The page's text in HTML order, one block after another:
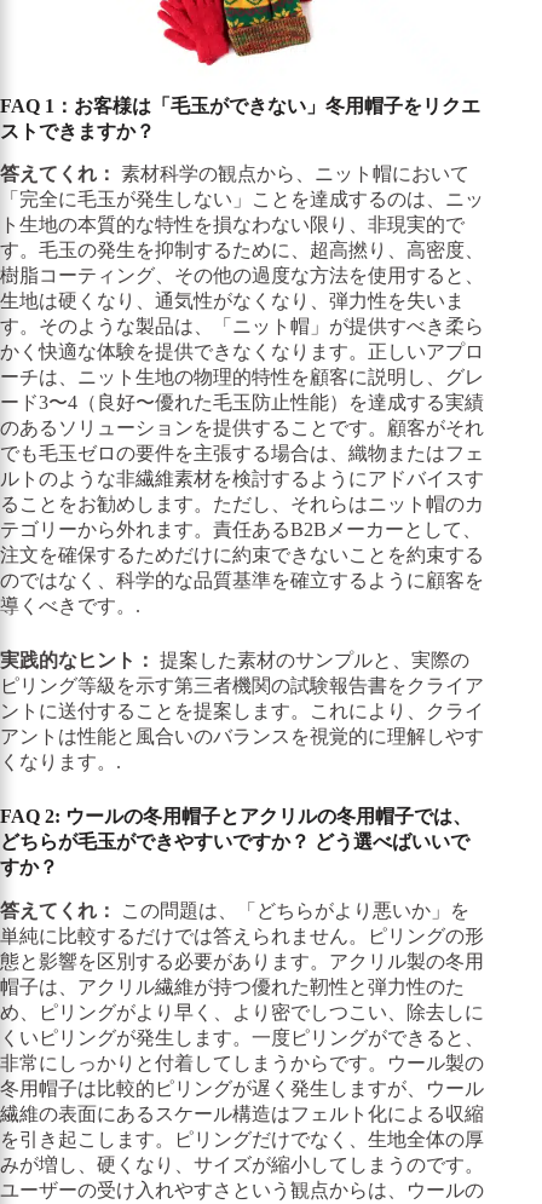
FAQ 1：お客様は「毛玉ができない」冬用帽子をリクエ
ストできますか？
答えてくれ： 素材科学の観点から、ニット帽において
「完全に毛玉が発生しない」ことを達成するのは、ニッ
ト生地の本質的な特性を損なわない限り、非現実的で
す。毛玉の発生を抑制するために、超高撚り、高密度、
樹脂コーティング、その他の過度な方法を使用すると、
生地は硬くなり、通気性がなくなり、弾力性を失いま
す。そのような製品は、「ニット帽」が提供すべき柔ら
かく快適な体験を提供できなくなります。正しいアプロ
ーチは、ニット生地の物理的特性を顧客に説明し、グレ
ード3〜4（良好〜優れた毛玉防止性能）を達成する実績
のあるソリューションを提供することです。顧客がそれ
でも毛玉ゼロの要件を主張する場合は、織物またはフェ
ルトのような非繊維素材を検討するようにアドバイスす
ることをお勧めします。ただし、それらはニット帽のカ
テゴリーから外れます。責任あるB2Bメーカーとして、
注文を確保するためだけに約束できないことを約束する
のではなく、科学的な品質基準を確立するように顧客を
導くべきです。.
実践的なヒント： 提案した素材のサンプルと、実際の
ピリング等級を示す第三者機関の試験報告書をクライア
ントに送付することを提案します。これにより、クライ
アントは性能と風合いのバランスを視覚的に理解しやす
くなります。.
FAQ 2: ウールの冬用帽子とアクリルの冬用帽子では、
どちらが毛玉ができやすいですか？ どう選べばいいで
すか？
答えてくれ：
この問題は、「どちらがより悪いか」を
単純に比較するだけでは答えられません。ピリングの形
態と影響を区別する必要があります。アクリル製の冬用
帽子は、アクリル繊維が持つ優れた靭性と弾力性のた
め、ピリングがより早く、より密でしつこい、除去しに
くいピリングが発生します。一度ピリングができると、
非常にしっかりと付着してしまうからです。ウール製の
冬用帽子は比較的ピリングが遅く発生しますが、ウール
繊維の表面にあるスケール構造はフェルト化による収縮
を引き起こします。ピリングだけでなく、生地全体の厚
みが増し、硬くなり、サイズが縮小してしまうのです。
ユーザーの受け入れやすさという観点からは、ウールの